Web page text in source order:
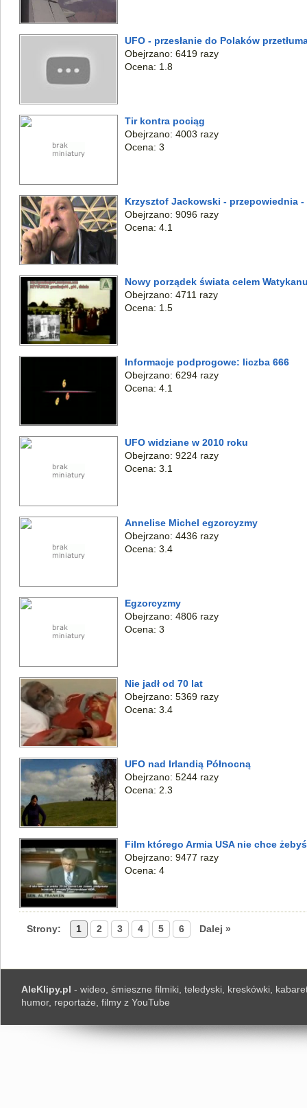
UFO - przesłanie do Polaków
Obejrzano: 6419 razy
Ocena: 1.8
Tir kontra pociąg
Obejrzano: 4003 razy
Ocena: 3
Krzysztof Jackowski - przepowiednia
Obejrzano: 9096 razy
Ocena: 4.1
Nowy porządek świata celem
Obejrzano: 4711 razy
Ocena: 1.5
Informacje podprogowe: liczba 666
Obejrzano: 6294 razy
Ocena: 4.1
UFO widziane w 2010 roku
Obejrzano: 9224 razy
Ocena: 3.1
Annelise Michel egzorcyzmy
Obejrzano: 4436 razy
Ocena: 3.4
Egzorcyzmy
Obejrzano: 4806 razy
Ocena: 3
Nie jadł od 70 lat
Obejrzano: 5369 razy
Ocena: 3.4
UFO nad Irlandią Północną
Obejrzano: 5244 razy
Ocena: 2.3
Film którego Armia USA nie chce
Obejrzano: 9477 razy
Ocena: 4
Strony: 1 2 3 4 5 6 Dalej »
AleKlipy.pl - wideo, śmieszne filmiki, teledyski, kreskówki,
humor, reportaże, filmy z YouTube